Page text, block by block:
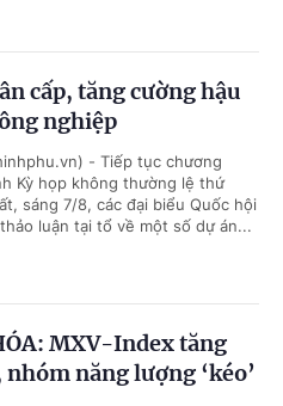
cấp, tăng cường hậu
nghiệp
- Tiếp tục chương
Kỳ họp không thường lệ thứ
sáng 7/8, các đại biểu Quốc hội
luận tại tổ về một số dự án...
MXV-Index tăng
năng lượng ‘kéo’